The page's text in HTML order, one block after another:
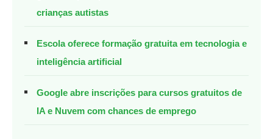
crianças autistas
Escola oferece formação gratuita em tecnologia e
inteligência artificial
Google abre inscrições para cursos gratuitos de
IA e Nuvem com chances de emprego